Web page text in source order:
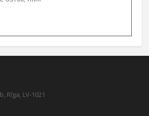
Rīga, LV-1021